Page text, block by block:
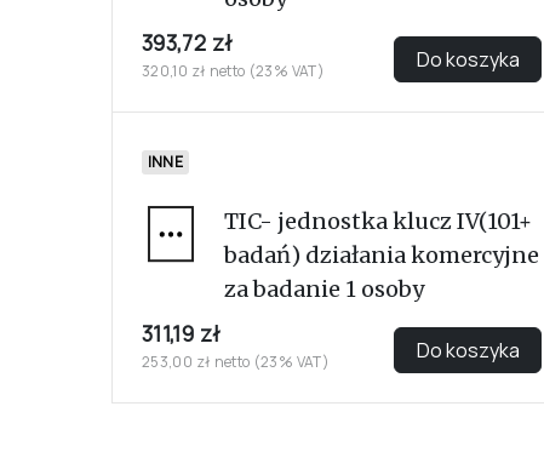
393,72 zł
320,10 zł netto (23% VAT) Do koszyka
INNE
TIC- jednostka klucz IV(101+
badań) działania komercyjne
za badanie 1 osoby
311,19 zł
253,00 zł netto (23% VAT) Do koszyka